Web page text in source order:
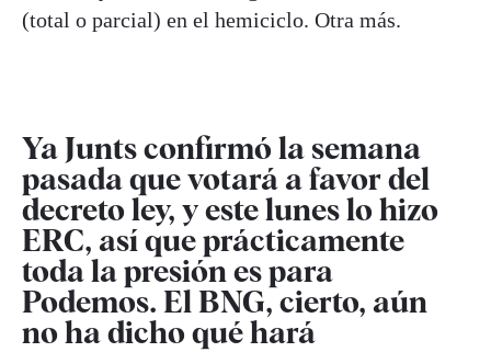
(total o parcial) en el hemiciclo. Otra más.
Ya Junts confirmó la semana
pasada que votará a favor del
decreto ley, y este lunes lo hizo
ERC, así que prácticamente
toda la presión es para
Podemos. El BNG, cierto, aún
no ha dicho qué hará